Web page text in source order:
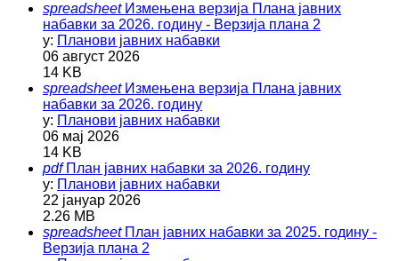
spreadsheet Измењена верзија Плана јавних
набавки за 2026. годину - Верзија плана 2
у: Планови јавних набавки
06 август 2026
14 KB
spreadsheet Измењена верзија Плана јавних
набавки за 2026. годину
у: Планови јавних набавки
06 мај 2026
14 KB
pdf План јавних набавки за 2026. годину
у: Планови јавних набавки
22 јануар 2026
2.26 MB
spreadsheet План јавних набавки за 2025. годину -
Верзија плана 2